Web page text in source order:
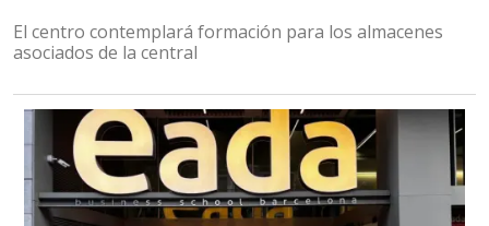
El centro contemplará formación para los almacenes
asociados de la central